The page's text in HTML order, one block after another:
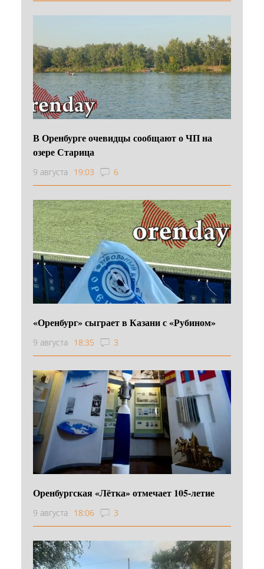
В Оренбурге очевидцы сообщают о ЧП на
озере Старица
9 августа 19:03 6
«Оренбург» сыграет в Казани с «Рубином»
9 августа 18:35 3
Оренбургская «Лётка» отмечает 105-летие
9 августа 18:06 3